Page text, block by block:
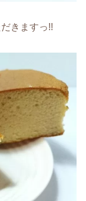
きますっ!!